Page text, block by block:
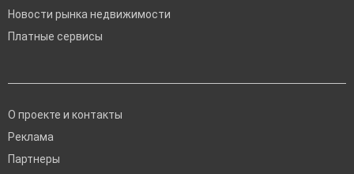
Новости рынка недвижимости
Платные сервисы
О проекте и контакты
Реклама
Партнеры